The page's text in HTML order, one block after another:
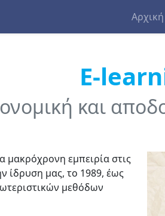
Αρχική
E-
και
μακρόχρονη εμπειρία στις
ίδρυση μας, το 1989, έως
μεθόδων